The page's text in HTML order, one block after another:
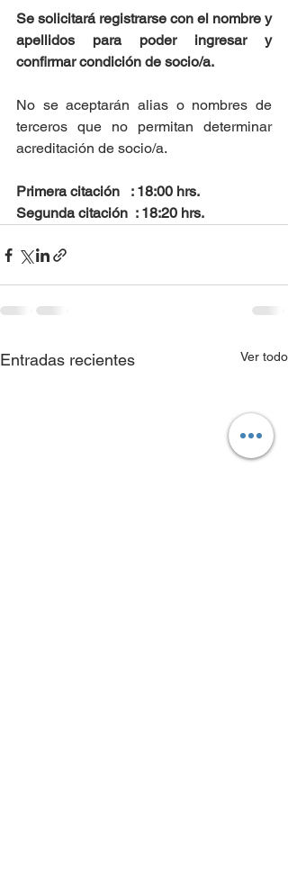
Se solicitará registrarse con el nombre y
apellidos para poder ingresar y
confirmar condición de socio/a.
No se aceptarán alias o nombres de
terceros que no permitan determinar
acreditación de socio/a.
Primera citación   : 18:00 hrs.
Segunda citación  : 18:20 hrs.
Entradas recientes Ver todo